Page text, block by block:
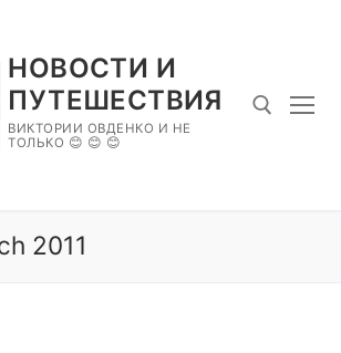
НОВОСТИ И
ПУТЕШЕСТВИЯ
ВИКТОРИИ ОВДЕНКО И НЕ
ТОЛЬКО 😊 😊 😊
2011